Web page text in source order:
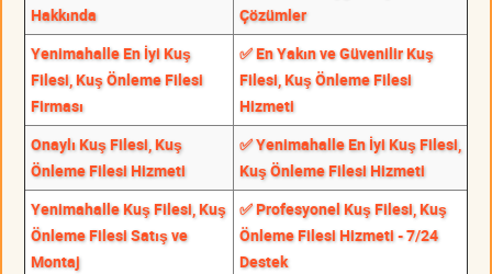
Hakkında
Çözümler
Yenimahalle En İyi Kuş
Filesi, Kuş Önleme Filesi
Firması
✅ En Yakın ve Güvenilir Kuş
Filesi, Kuş Önleme Filesi
Hizmeti
Onaylı Kuş Filesi, Kuş
Önleme Filesi Hizmeti
✅ Yenimahalle En İyi Kuş Filesi,
Kuş Önleme Filesi Hizmeti
Yenimahalle Kuş Filesi, Kuş
Önleme Filesi Satış ve
Montaj
✅ Profesyonel Kuş Filesi, Kuş
Önleme Filesi Hizmeti - 7/24
Destek